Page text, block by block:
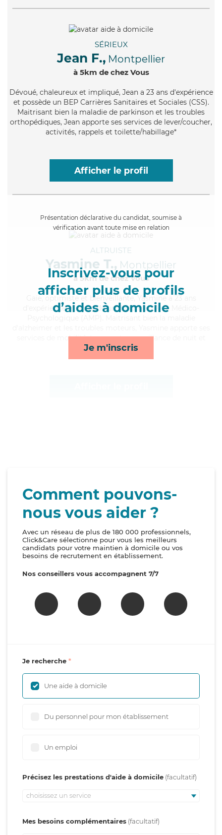
SÉRIEUX
Jean F., Montpellier
à 5km de chez Vous
Dévoué, chaleureux et impliqué, Jean a 23 ans d'expérience
et possède un BEP Carrières Sanitaires et Sociales (CSS).
Maitrisant bien la maladie de parkinson et les troubles
orthopédiques, Jean apporte ses services de lever/coucher,
activités, rappels et toilette/habillage*
Afficher le profil
Présentation déclarative du candidat, soumise à
vérification avant toute mise en relation
Inscrivez-vous pour
afficher plus de profils
d’aides à domicile
Je m'inscris
ALTRUISTE
Yasmine T., Montpellier
à 5km de chez Vous
, optimiste et bienveillante, Yasmine a 23 ans
d'expérience et possède un diplôme d'Aide Médico-
services de mobilité, transports, surveillance de nuit et
ménage*
Comment pouvons-
nous vous aider ?
Avec un réseau de plus de 180 000 professionnels,
Click&Care sélectionne pour vous les meilleurs
candidats pour votre maintien à domicile ou vos
besoins de recrutement en établissement.
Nos conseillers vous accompagnent 7/7
Je recherche
Une aide à domicile
Du personnel pour mon établissement
Un emploi
Précisez les prestations d'aide à domicile
choisissez un service
Mes besoins complémentaires